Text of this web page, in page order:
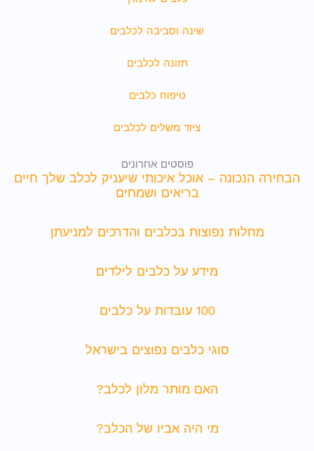
שינה וסביבה לכלבים
תזונה לכלבים
טיפוח כלבים
ציוד משלים לכלבים
פוסטים אחרונים
הבחירה הנכונה – אוכל איכותי שיעניק לכלב שלך חיים
בריאים ושמחים
מחלות נפוצות בכלבים והדרכים למניעתן
מידע על כלבים לילדים
100 עובדות על כלבים
סוגי כלבים נפוצים בישראל
האם מותר מלון לכלב?
מי היה אביו של הכלב?